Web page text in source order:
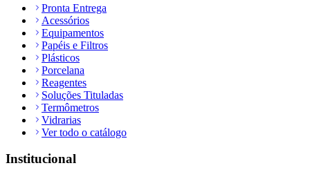
Pronta Entrega
Acessórios
Equipamentos
Papéis e Filtros
Plásticos
Porcelana
Reagentes
Soluções Tituladas
Termômetros
Vidrarias
Ver todo o catálogo
Institucional